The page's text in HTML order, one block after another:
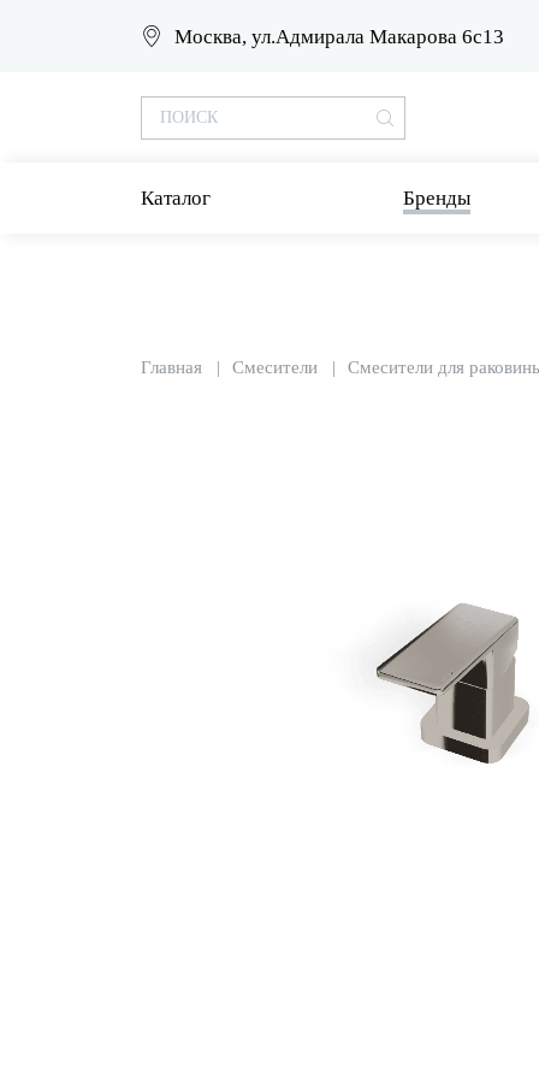
Москва, ул.Адмирала Макарова 6с13
Каталог Бренды
Главная Смесители Смесители для